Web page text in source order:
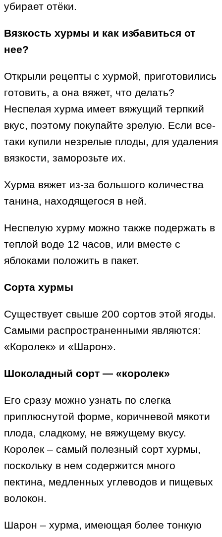
убирает отёки.
Вязкость хурмы и как избавиться от
нее?
Открыли рецепты с хурмой, приготовились
готовить, а она вяжет, что делать?
Неспелая хурма имеет вяжущий терпкий
вкус, поэтому покупайте зрелую. Если все-
таки купили незрелые плоды, для удаления
вязкости, заморозьте их.
Хурма вяжет из-за большого количества
танина, находящегося в ней.
Неспелую хурму можно также подержать в
теплой воде 12 часов, или вместе с
яблоками положить в пакет.
Сорта хурмы
Существует свыше 200 сортов этой ягоды.
Самыми распространенными являются:
«Королек» и «Шарон».
Шоколадный сорт — «королек»
Его сразу можно узнать по слегка
приплюснутой форме, коричневой мякоти
плода, сладкому, не вяжущему вкусу.
Королек – самый полезный сорт хурмы,
поскольку в нем содержится много
пектина, медленных углеводов и пищевых
волокон.
Шарон – хурма, имеющая более тонкую